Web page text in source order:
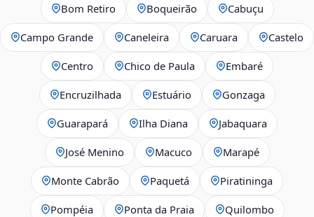
Bom Retiro Boqueirão Cabuçu
Campo Grande Caneleira Caruara Castelo
Centro Chico de Paula Embaré
Encruzilhada Estuário Gonzaga
Guarapará Ilha Diana Jabaquara
José Menino Macuco Marapé
Monte Cabrão Paquetá Piratininga
Pompéia Ponta da Praia Quilombo